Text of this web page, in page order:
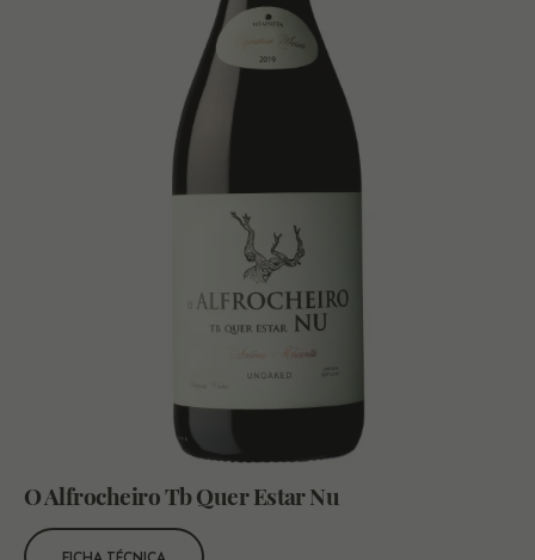
O Alfrocheiro Tb Quer Estar Nu